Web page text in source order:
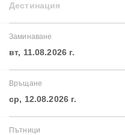
Дестинация
Заминаване
вт, 11.08.2026 г.
Връщане
ср, 12.08.2026 г.
Пътници